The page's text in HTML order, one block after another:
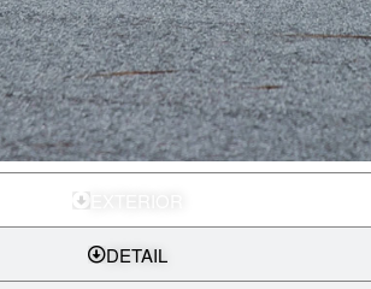
DETAIL